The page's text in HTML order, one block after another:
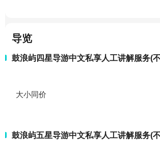
导览
鼓浪屿四星导游中文私享人工讲解服务(
大小同价
鼓浪屿五星导游中文私享人工讲解服务(